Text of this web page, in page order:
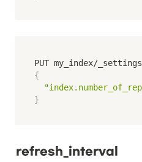
{
}
refresh_interval